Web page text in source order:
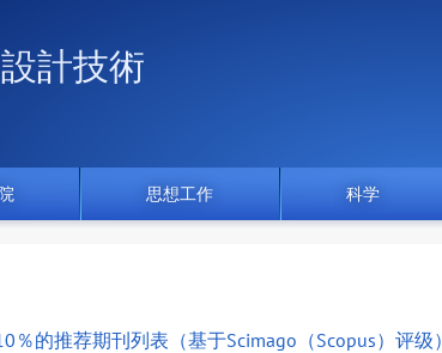
計技術
思想工作 科学
的推荐期刊列表（基于Scimago（Scopus）评级）